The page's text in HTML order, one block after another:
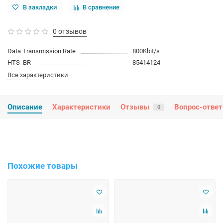
В закладки В сравнение
0 отзывов
Data Transmission Rate
800Kbit/s
HTS_BR
85414124
Все характеристики
Описание Характеристики Отзывы 0 Вопрос-ответ
Похожие товары